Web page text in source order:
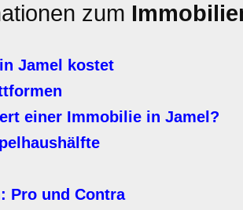
zum
Jamel kostet
einer Immobilie in Jamel?
Pro und Contra